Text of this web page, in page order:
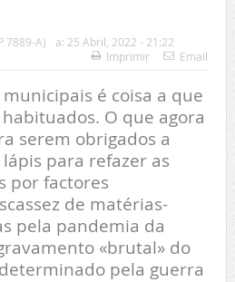
7889-A) a: 25 Abril, 2022 - 21:22
Imprimir
Email
é coisa a que
O que agora
serem obrigados a
para refazer as
por factores
de matérias-
pela pandemia da
«brutal» do
pela guerra